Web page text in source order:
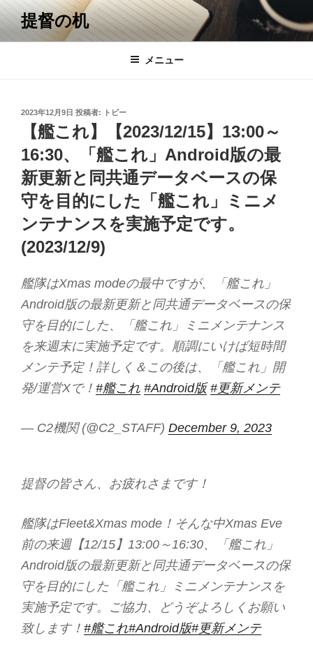
コ
テ
提督の机
メニュー
投
2023年12月9日 投稿者: トビー
【艦これ】【2023/12/15】13:00～
16:30、「艦これ」Android版の最
新更新と同共通データベースの保
守を目的にした「艦これ」ミニメ
ンテナンスを実施予定です。
(2023/12/9)
艦隊はXmas modeの最中ですが、「艦これ」
Android版の最新更新と同共通データベースの保
守を目的にした、「艦これ」ミニメンテナンス
を来週末に実施予定です。順調にいけば短時間
メンテ予定！詳しく＆この後は、「艦これ」開
発/運営Xで！ #艦これ #Android版 #更新メンテ
— C2機関 (@C2_STAFF) December 9, 2023
提督の皆さん、お疲れさまです！
艦隊はFleet&Xmas mode！そんな中Xmas Eve
前の来週【12/15】13:00～16:30、「艦これ」
Android版の最新更新と同共通データベースの保
守を目的にした「艦これ」ミニメンテナンスを
実施予定です。ご協力、どうぞよろしくお願い
致します！ #艦これ#Android版#更新メンテ